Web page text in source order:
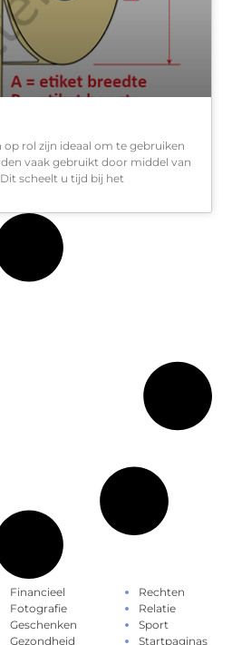
rol zijn ideaal om te gebruiken
vaak gebruikt door middel van
scheelt u tijd bij het
Financieel
Fotografie
Geschenken
Gezondheid
Rechten
Relatie
Sport
Startpaginas